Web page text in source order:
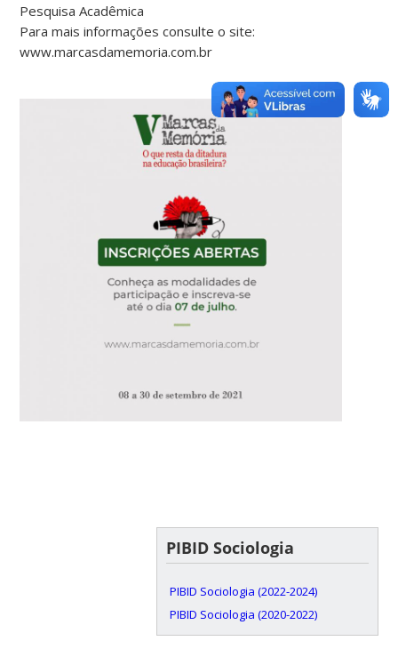
Pesquisa Acadêmica
Para mais informações consulte o site:
www.marcasdamemoria.com.br
PIBID Sociologia
PIBID Sociologia (2022-2024)
PIBID Sociologia (2020-2022)